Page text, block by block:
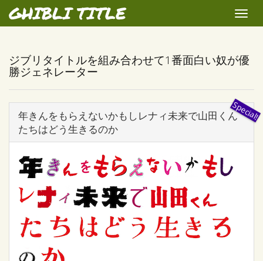
GHIBLI TITLE
Toggle
ジブリタイトルを組み合わせて1番面白い奴が優
勝ジェネレーター
年きんをもらえないかもしレナィ未来で山田くん
たちはどう生きるのか